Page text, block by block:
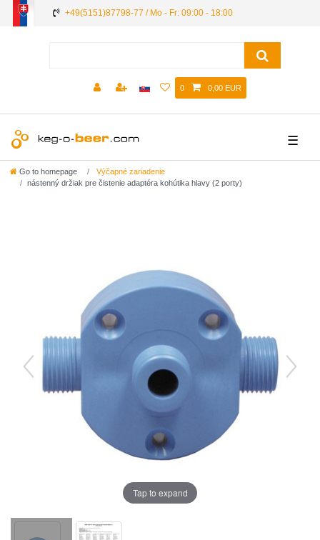
+49(5151)87798-77 / Mo - Fr: 09:00 - 18:00
0 0,00 EUR
☰
Go to homepage
Výčapné zariadenie
nástenný držiak pre čistenie adaptéra kohútika hlavy (2 porty)
Tap to expand